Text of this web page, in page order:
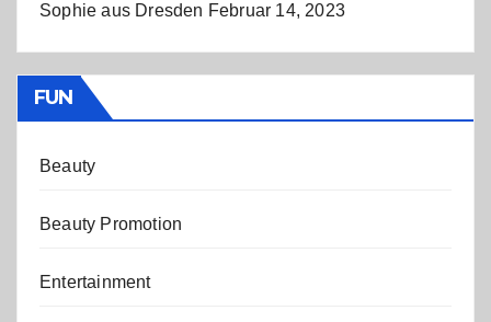
Sophie aus Dresden Februar 14, 2023
FUN
Beauty
Beauty Promotion
Entertainment